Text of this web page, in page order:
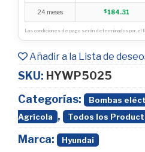
24 meses $184.31
Las condiciones de pago serán determinados por el
Añadir a la Lista de
SKU: HYWP5025
Categorías:
Bombas
Agrícola
, Todos los
Marca: Hyundai